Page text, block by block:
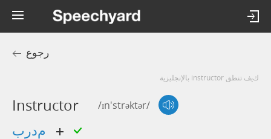
رجوع
كيف تنطق instructor بالإنجليزية
Instructor /ɪn'strəktər/